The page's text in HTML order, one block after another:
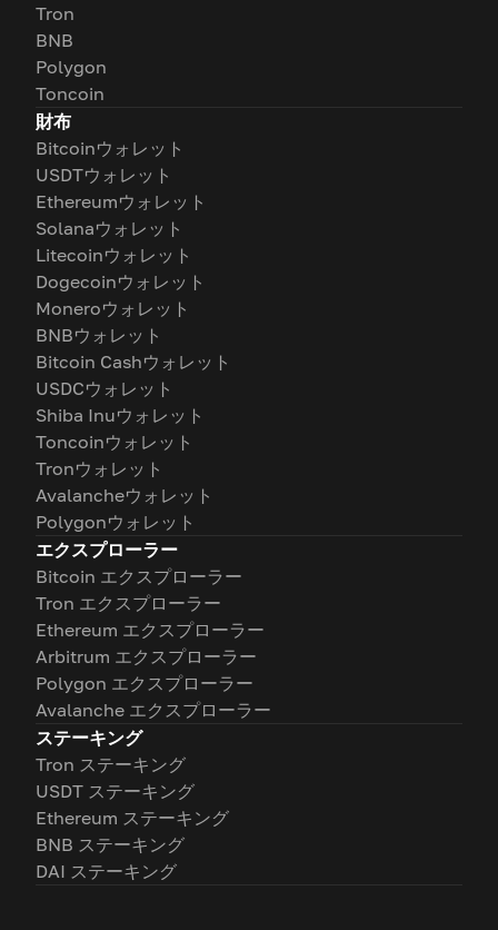
Tron
BNB
Polygon
Toncoin
財布
Bitcoinウォレット
USDTウォレット
Ethereumウォレット
Solanaウォレット
Litecoinウォレット
Dogecoinウォレット
Moneroウォレット
BNBウォレット
Bitcoin Cashウォレット
USDCウォレット
Shiba Inuウォレット
Toncoinウォレット
Tronウォレット
Avalancheウォレット
Polygonウォレット
エクスプローラー
Bitcoin エクスプローラー
Tron エクスプローラー
Ethereum エクスプローラー
Arbitrum エクスプローラー
Polygon エクスプローラー
Avalanche エクスプローラー
ステーキング
Tron ステーキング
USDT ステーキング
Ethereum ステーキング
BNB ステーキング
DAI ステーキング